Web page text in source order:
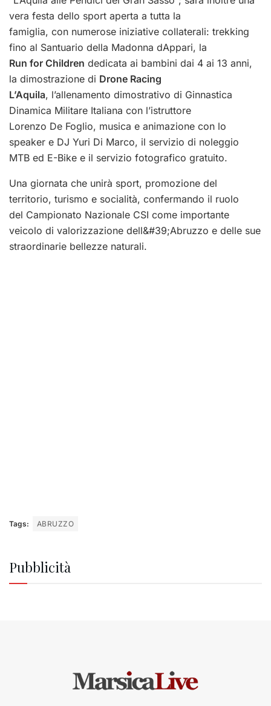
vera festa dello sport aperta a tutta la
famiglia, con numerose iniziative collaterali: trekking
fino al Santuario della Madonna dAppari, la
Run for Children dedicata ai bambini dai 4 ai 13 anni,
la dimostrazione di Drone Racing
L’Aquila, l’allenamento dimostrativo di Ginnastica
Dinamica Militare Italiana con l’istruttore
Lorenzo De Foglio, musica e animazione con lo
speaker e DJ Yuri Di Marco, il servizio di noleggio
MTB ed E-Bike e il servizio fotografico gratuito.
Una giornata che unirà sport, promozione del
territorio, turismo e socialità, confermando il ruolo
del Campionato Nazionale CSI come importante
veicolo di valorizzazione dell&#39;Abruzzo e delle sue
straordinarie bellezze naturali.
Tags: ABRUZZO
Pubblicità